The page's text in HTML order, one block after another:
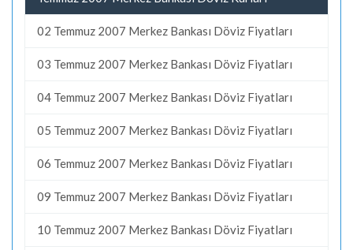
02 Temmuz 2007 Merkez Bankası Döviz Fiyatları
03 Temmuz 2007 Merkez Bankası Döviz Fiyatları
04 Temmuz 2007 Merkez Bankası Döviz Fiyatları
05 Temmuz 2007 Merkez Bankası Döviz Fiyatları
06 Temmuz 2007 Merkez Bankası Döviz Fiyatları
09 Temmuz 2007 Merkez Bankası Döviz Fiyatları
10 Temmuz 2007 Merkez Bankası Döviz Fiyatları